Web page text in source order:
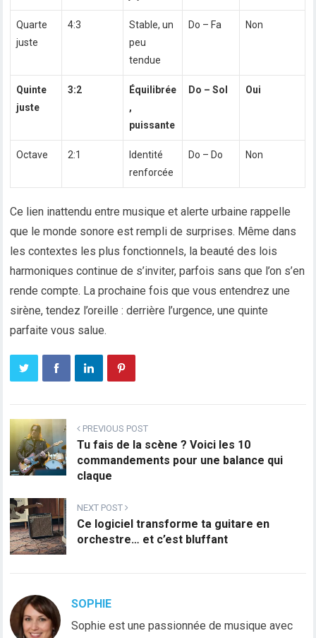
Quarte
juste
4:3
Stable, un
peu
tendue
Do – Fa Non
Quinte
juste
3:2
Équilibrée
,
puissante
Do – Sol Oui
Octave 2:1
Identité
renforcée
Do – Do Non
Ce lien inattendu entre musique et alerte urbaine rappelle
que le monde sonore est rempli de surprises. Même dans
les contextes les plus fonctionnels, la beauté des lois
harmoniques continue de s’inviter, parfois sans que l’on s’en
rende compte. La prochaine fois que vous entendrez une
sirène, tendez l’oreille : derrière l’urgence, une quinte
parfaite vous salue.
PREVIOUS POST
Tu fais de la scène ? Voici les 10
commandements pour une balance qui
claque
NEXT POST
Ce logiciel transforme ta guitare en
orchestre… et c’est bluffant
SOPHIE
Sophie est une passionnée de musique avec